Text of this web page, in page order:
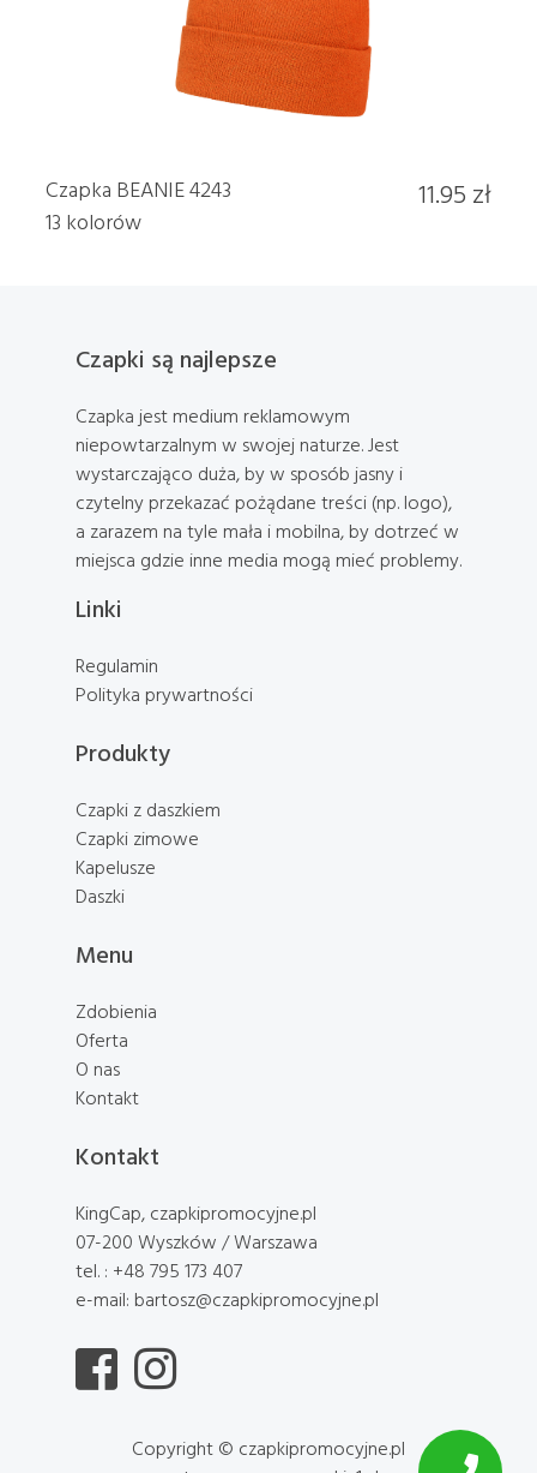
Czapka BEANIE 4243
13 kolorów
11.95 zł
Czapki są najlepsze
Czapka jest medium reklamowym
niepowtarzalnym w swojej naturze. Jest
wystarczająco duża, by w sposób jasny i
czytelny przekazać pożądane treści (np. logo),
a zarazem na tyle mała i mobilna, by dotrzeć w
miejsca gdzie inne media mogą mieć problemy.
Linki
Regulamin
Polityka prywartności
Produkty
Czapki z daszkiem
Czapki zimowe
Kapelusze
Daszki
Menu
Zdobienia
Oferta
O nas
Kontakt
Kontakt
KingCap, czapkipromocyjne.pl
07-200 Wyszków / Warszawa
tel. : +48 795 173 407
e-mail: bartosz@czapkipromocyjne.pl
Copyright © czapkipromocyjne.pl